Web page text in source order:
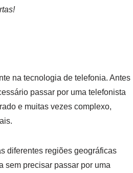
na tecnologia de telefonia. Antes
passar por uma telefonista
e muitas vezes complexo,
diferentes regiões geográficas
sem precisar passar por uma